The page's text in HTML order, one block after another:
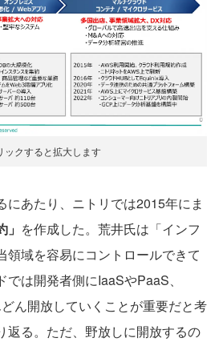
ックすると拡大します
あたり、ニトリでは2015年にま
を作成した。荒井氏は「インフ
領域を容易にコントロールできて
は開発者側にIaaSやPaaS、
ん開放していくことが重要だと考
返る。ただ、野放しに開放するの